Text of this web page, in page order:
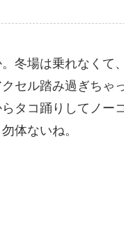
冬場は乗れなくて
セル踏み過ぎちゃ
タコ踊りしてノー
体ないね。